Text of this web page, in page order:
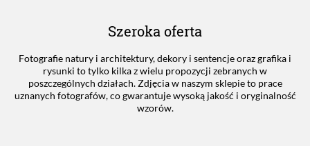
Szeroka oferta
Fotografie natury i architektury, dekory i sentencje oraz grafika i
rysunki to tylko kilka z wielu propozycji zebranych w
poszczególnych działach. Zdjęcia w naszym sklepie to prace
uznanych fotografów, co gwarantuje wysoką jakość i oryginalność
wzorów.